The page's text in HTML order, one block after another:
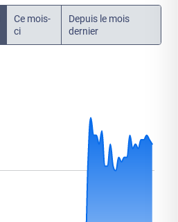
Ce mois-
ci
Depuis le mois
dernier